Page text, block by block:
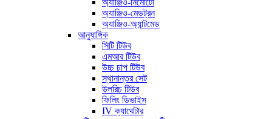
অ্যাঞ্জিও-নিমোটো
অ্যাঞ্জিও-মেডট্রন
অ্যাঞ্জিও-অ্যান্টমেড
আনুষাঙ্গিক
সিটি টিউব
এমআর টিউব
উচ্চ চাপ টিউব
স্থানান্তর সেট
উলরিচ টিউব
ফিলিং ডিভাইস
IV ক্যাথেটার